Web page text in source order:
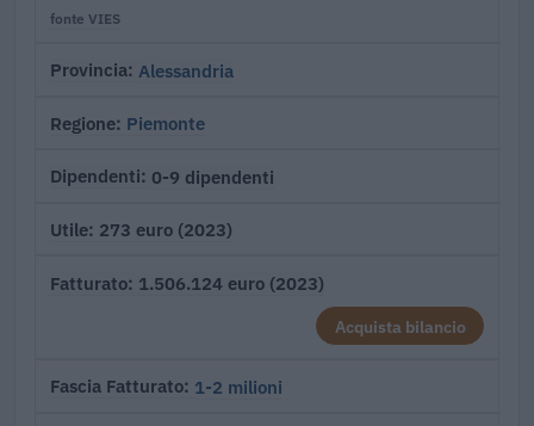
fonte VIES
Provincia Alessandria
Regione Piemonte
Dipendenti 0-9 dipendenti
Utile 273 euro (2023)
Fatturato 1.506.124 euro (2023)
Acquista bilancio
Fascia Fatturato 1-2 milioni